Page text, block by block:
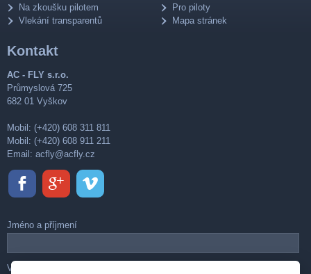
Na zkoušku pilotem
Vlekání transparentů
Pro piloty
Mapa stránek
Kontakt
AC - FLY s.r.o.
Průmyslová 725
682 01 Vyškov
Mobil: (+420) 608 311 811
Mobil: (+420) 608 911 211
Email: acfly@acfly.cz
Jméno a příjmení
Váš e-mail